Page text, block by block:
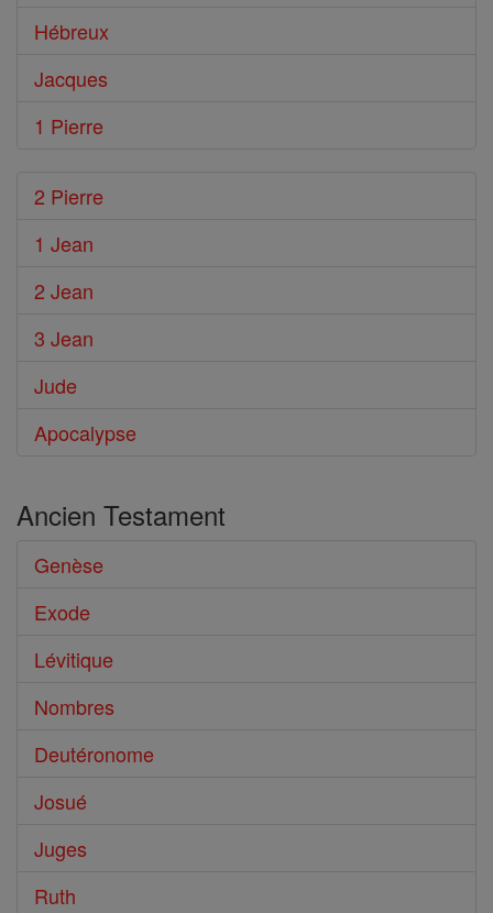
Hébreux
Jacques
1 Pierre
2 Pierre
1 Jean
2 Jean
3 Jean
Jude
Apocalypse
Ancien Testament
Genèse
Exode
Lévitique
Nombres
Deutéronome
Josué
Juges
Ruth